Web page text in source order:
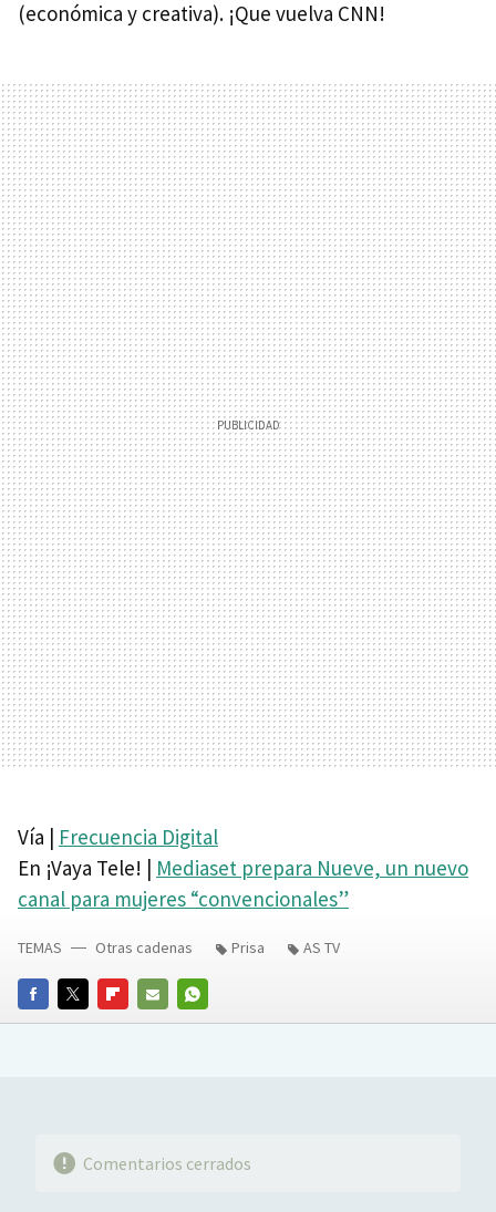
(económica y creativa). ¡Que vuelva CNN!
Vía | Frecuencia Digital
En ¡Vaya Tele! | Mediaset prepara Nueve, un nuevo
canal para mujeres “convencionales”
FACEBOOKTWITTERFLIPBOARD
E-
WHATSAPP
TEMAS Otras cadenas Prisa AS TV
Comentarios cerrados